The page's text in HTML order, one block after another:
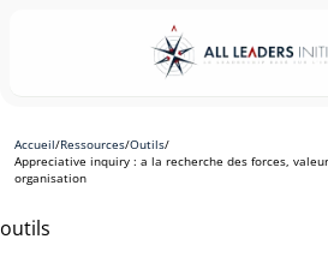
Accueil/Ressources/Outils/
Appreciative inquiry : a la recherche des forces,
organisation
outils